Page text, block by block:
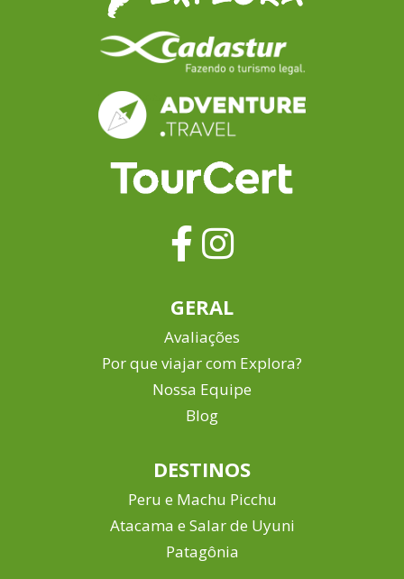
GERAL
Avaliações
Por que viajar com Explora?
Nossa Equipe
Blog
DESTINOS
Peru e Machu Picchu
Atacama e Salar de Uyuni
Patagônia